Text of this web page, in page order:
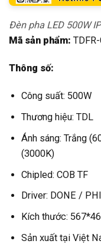
Đèn pha LED 500W
Mã sản phẩm:
Thông số:
Công suất: 500W
Thương hiệu: TDL
Ánh sáng: Trắng
(3000K)
Chipled: COB TF
Driver: DONE /
Kích thước:
Sản xuất tại Việt